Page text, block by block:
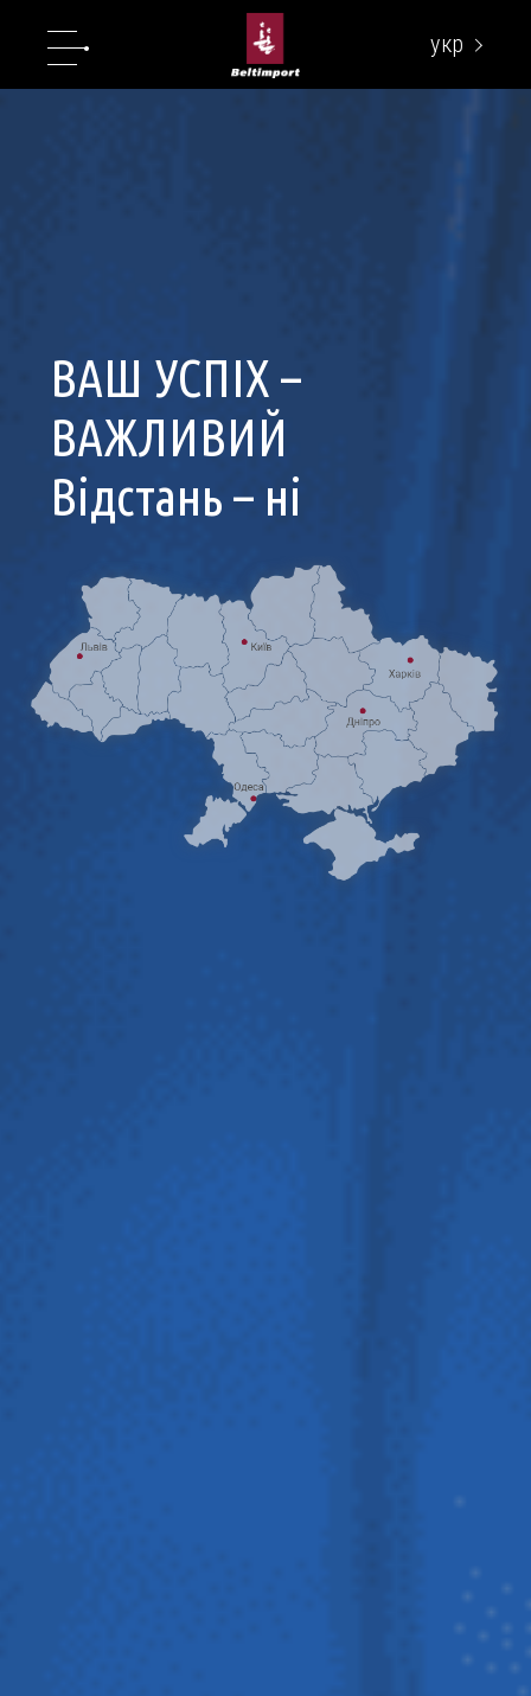
укр
ВАШ УСПІХ –
ВАЖЛИВИЙ
Відстань – ні